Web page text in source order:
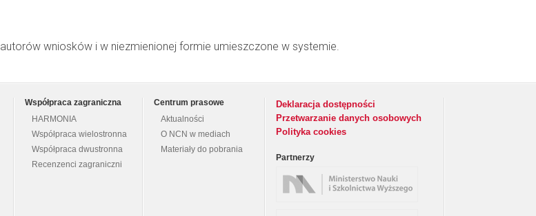
wniosków i w niezmienionej formie umieszczone w systemie.
Współpraca zagraniczna
HARMONIA
Współpraca wielostronna
Współpraca dwustronna
Recenzenci zagraniczni
Centrum prasowe
Aktualności
O NCN w mediach
Materiały do pobrania
Deklaracja dostępności
Przetwarzanie danych osobowych
Polityka cookies
Partnerzy